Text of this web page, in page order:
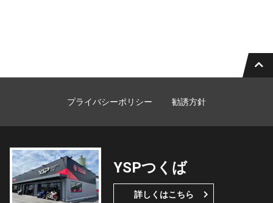
プライバシーポリシー 勧誘方針
YSPつくば
詳しくはこちら